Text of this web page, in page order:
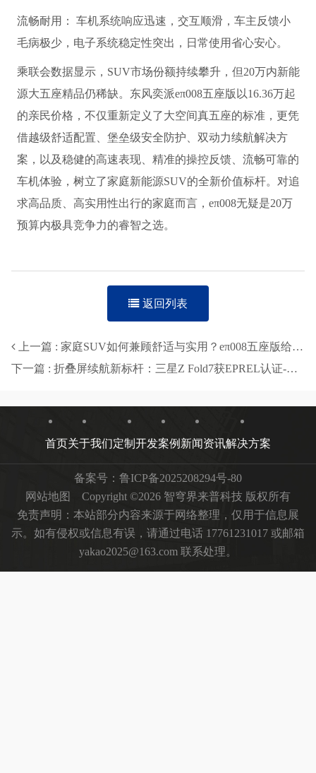
流畅耐用： 车机系统响应迅速，交互顺滑，车主反馈小
毛病极少，电子系统稳定性突出，日常使用省心安心。
乘联会数据显示，SUV市场份额持续攀升，但20万内新能
源大五座精品仍稀缺。东风奕派eπ008五座版以16.36万起
的亲民价格，不仅重新定义了大空间真五座的标准，更凭
借越级舒适配置、堡垒级安全防护、双动力续航解决方
案，以及稳健的高速表现、精准的操控反馈、流畅可靠的
车机体验，树立了家庭新能源SUV的全新价值标杆。对追
求高品质、高实用性出行的家庭而言，eπ008无疑是20万
预算内极具竞争力的睿智之选。
返回列表
上一篇 : 家庭SUV如何兼顾舒适与实用？eπ008五座版给出答案-智穹界来普科技
下一篇 : 折叠屏续航新标杆：三星Z Fold7获EPREL认证-智穹界来普科技
首页关于我们定制开发案例 新闻资讯解决方案
备案号： 鲁ICP备2025208294号-80
网站地图
Copyright ©2026 智穹界来普科技 版权所有
免责声明：本站部分内容来源于网络整理，仅用于信息展
示。如有侵权或信息有误，请通过电话 17761231017 或邮箱
yakao2025@163.com 联系处理。